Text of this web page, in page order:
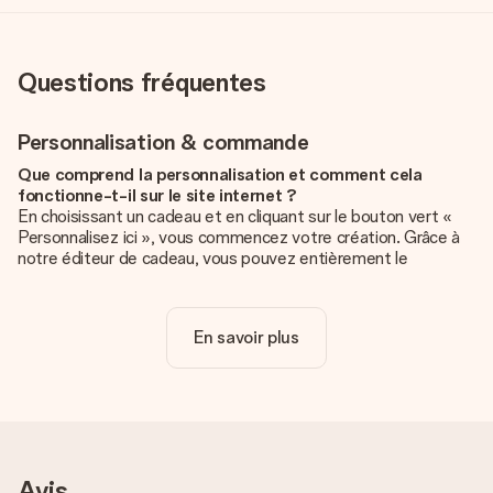
Questions fréquentes
Personnalisation & commande
Que comprend la personnalisation et comment cela
fonctionne-t-il sur le site internet ?
En choisissant un cadeau et en cliquant sur le bouton vert «
Personnalisez ici », vous commencez votre création. Grâce à
notre éditeur de cadeau, vous pouvez entièrement le
unique pour ajouter une touche finale à votre cadeau.
La personnalisation est-elle comprise dans le prix ?
ton cadeau. C'est pourquoi il est important d'utiliser des
En savoir plus